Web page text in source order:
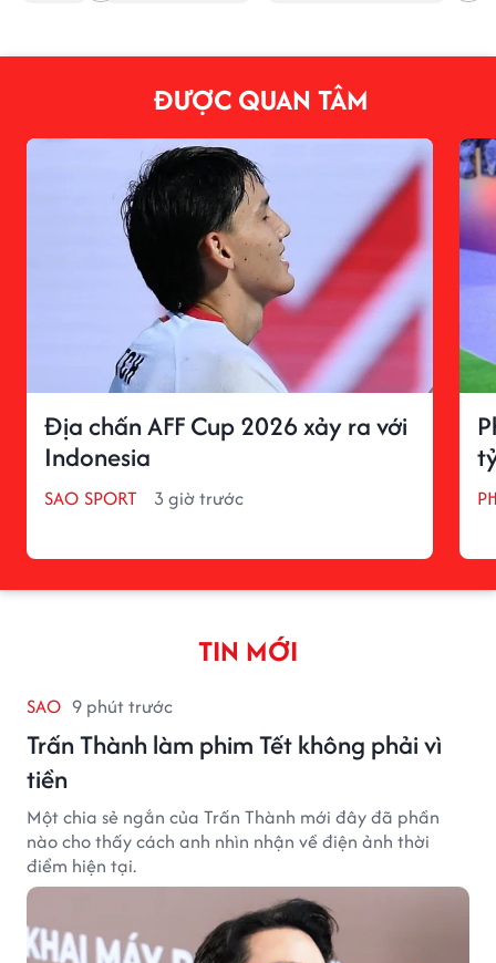
ĐƯỢC QUAN TÂM
Địa chấn AFF Cup 2026 xảy ra với
Indonesia
SAO SPORT 3 giờ trước
TIN MỚI
SAO 9 phút trước
Trấn Thành làm phim Tết không phải vì
tiền
Một chia sẻ ngắn của Trấn Thành mới đây đã phần
nào cho thấy cách anh nhìn nhận về điện ảnh thời
điểm hiện tại.